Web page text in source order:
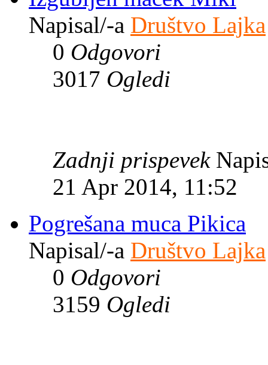
Napisal/-a Društvo Lajka
0 Odgovori
3017 Ogledi
Zadnji prispevek
21 Apr 2014, 11:52
Pogrešana muca Pikica
Napisal/-a Društvo Lajka
0 Odgovori
3159 Ogledi